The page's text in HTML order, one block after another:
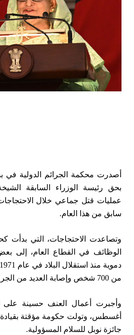
أصدرت محكمة الجرائم الدولية في
بحق رئيسة الوزراء السابقة
عمليات قتل جماعي خلال
سابق من هذا العام.
وتصاعدت الاحتجاجات، التي
الوظائف في القطاع العام، إلى
من 700 شخص وإصابة العديد من الجرحى.
أغسطس، وتولت حكومة مؤقتة
جائزة نوبل للسلام المسؤولية.